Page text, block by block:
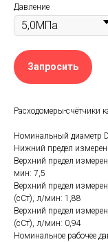
Давление
Запросить
Расходомеры-счётчики
Номинальный диаметр
Нижний предел
Верхний предел
мин: 7,5
Верхний предел
(сСт), л/мин: 1,88
Верхний предел
(сСт), л/мин: 0,94
Номинальное рабочее